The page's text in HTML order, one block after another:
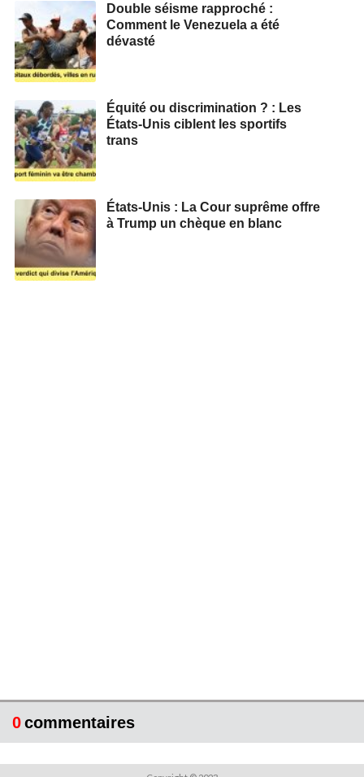
Double séisme rapproché :
Comment le Venezuela a été
dévasté
Équité ou discrimination ? : Les
États-Unis ciblent les sportifs
trans
États-Unis : La Cour suprême offre
à Trump un chèque en blanc
0commentaires